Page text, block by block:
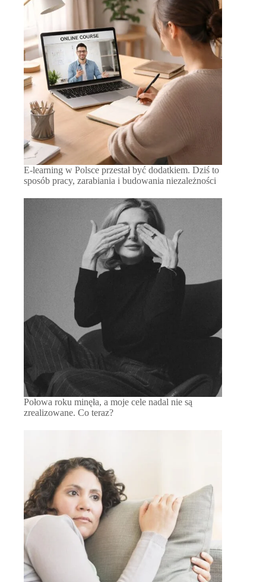
E-learning w Polsce przestał być dodatkiem. Dziś to
sposób pracy, zarabiania i budowania niezależności
Połowa roku minęła, a moje cele nadal nie są
zrealizowane. Co teraz?